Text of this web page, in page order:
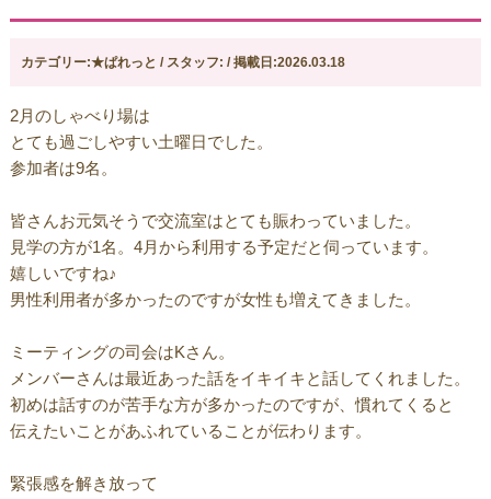
カテゴリー:★ぱれっと / スタッフ: / 掲載日:2026.03.18
2月のしゃべり場は
とても過ごしやすい土曜日でした。
参加者は9名。
皆さんお元気そうで交流室はとても賑わっていました。
見学の方が1名。4月から利用する予定だと伺っています。
嬉しいですね♪
男性利用者が多かったのですが女性も増えてきました。
ミーティングの司会はKさん。
メンバーさんは最近あった話をイキイキと話してくれました。
初めは話すのが苦手な方が多かったのですが、慣れてくると
伝えたいことがあふれていることが伝わります。
緊張感を解き放って